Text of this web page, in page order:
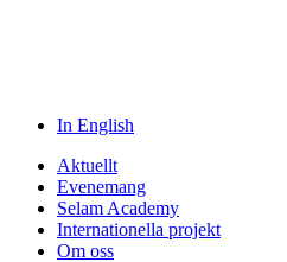
In English
Aktuellt
Evenemang
Selam Academy
Internationella projekt
Om oss